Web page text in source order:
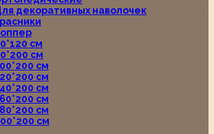
декоративных наволочек
см
см
см
см
см
см
см
см